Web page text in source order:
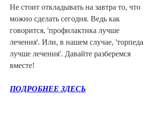
Не стоит откладывать на завтра то, что
можно сделать сегодня. Ведь как
говорится, 'профилактика лучше
лечения'. Или, в нашем случае, 'торпеда
лучше лечения'. Давайте разберемся
вместе!
ПОДРОБНЕЕ ЗДЕСЬ